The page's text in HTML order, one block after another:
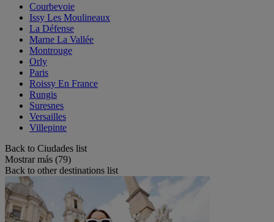
Courbevoie
Issy Les Moulineaux
La Défense
Marne La Vallée
Montrouge
Orly
Paris
Roissy En France
Rungis
Suresnes
Versailles
Villepinte
Back to Ciudades list
Mostrar más (79)
Back to other destinations list